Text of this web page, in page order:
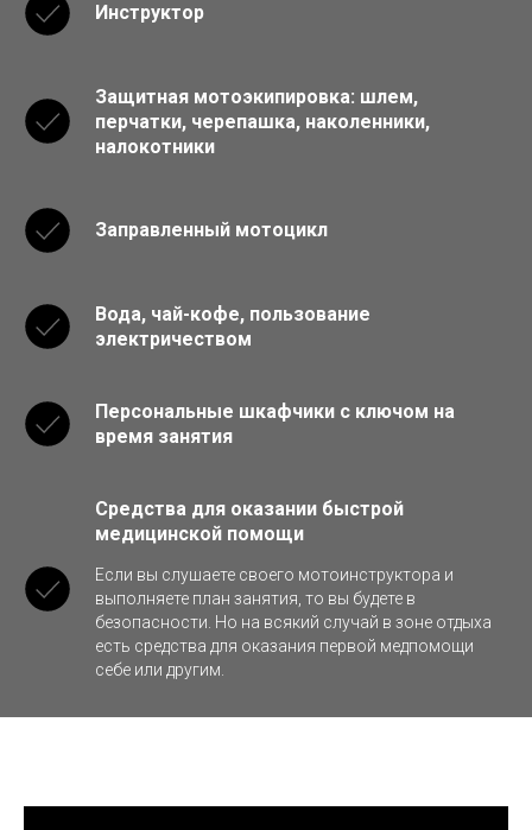
Инструктор
Защитная мотоэкипировка: шлем,
перчатки, черепашка, наколенники,
налокотники
Заправленный мотоцикл
Вода, чай-кофе, пользование
электричеством
Персональные шкафчики с ключом на
время занятия
Средства для оказании быстрой
медицинской помощи
Если вы слушаете своего мотоинструктора и
выполняете план занятия, то вы будете в
безопасности. Но на всякий случай в зоне отдыха
есть средства для оказания первой медпомощи
себе или другим.